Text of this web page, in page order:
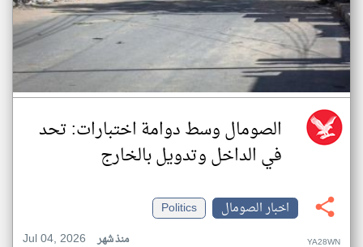
الصومال وسط دوامة اختبارات: تحد
في الداخل وتدويل بالخارج
اخبار الصومال
Politics
Jul 04, 2026
منذ شهر YA28WN